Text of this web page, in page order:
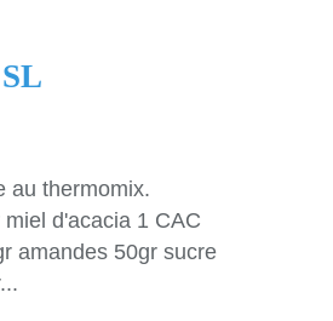
au thermomix.
d'acacia 1 CAC
amandes 50gr sucre